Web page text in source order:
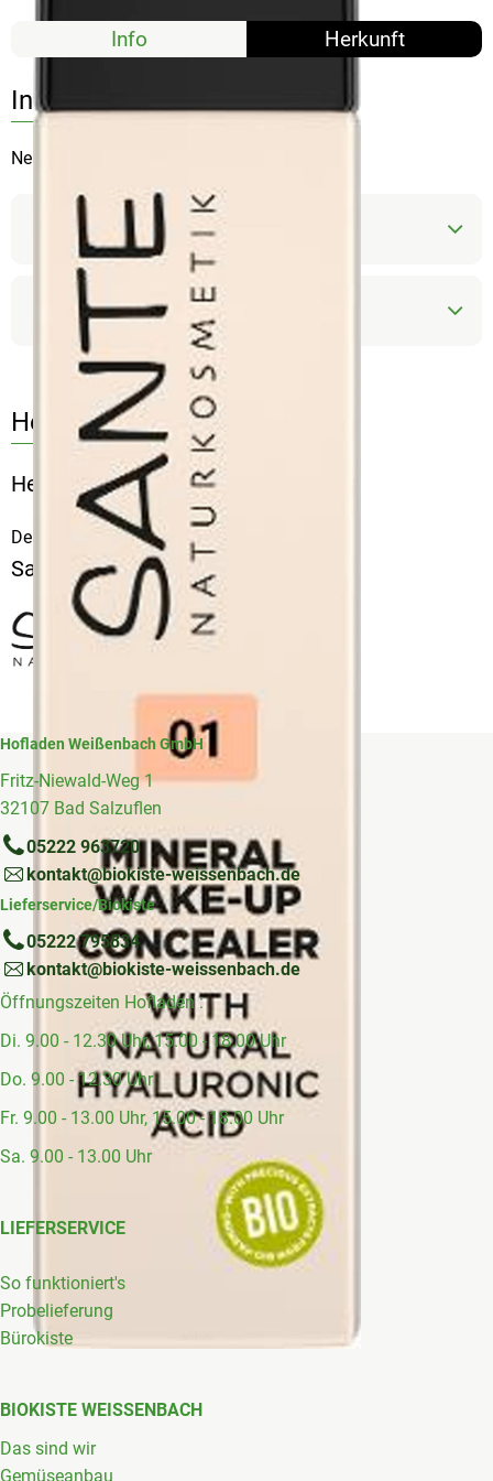
Info Herkunft
Info
Neutral
Produktinformationen
Produktdatenblatt
Herkunft
Hersteller: SAN
Deutschland
Sante
Hofladen Weißenbach GmbH
Fritz-Niewald-Weg 1
32107 Bad Salzuflen
05222 963720
kontakt@biokiste-weissenbach.de
Lieferservice/Biokiste
05222 795834
kontakt@biokiste-weissenbach.de
Öffnungszeiten Hofladen :
Di. 9.00 - 12.30 Uhr, 15.00 - 18.00 Uhr
Do. 9.00 - 12.30 Uhr
Fr. 9.00 - 13.00 Uhr, 15.00 - 18.00 Uhr
Sa. 9.00 - 13.00 Uhr
LIEFERSERVICE
So funktioniert's
Probelieferung
Bürokiste
BIOKISTE WEISSENBACH
Das sind wir
Gemüseanbau